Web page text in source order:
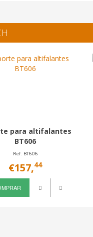
para altifalantes
BT606
Ref. BT606
€157,44